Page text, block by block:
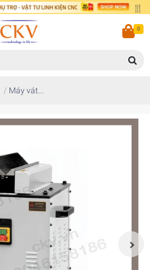
0
/ Máy vát...